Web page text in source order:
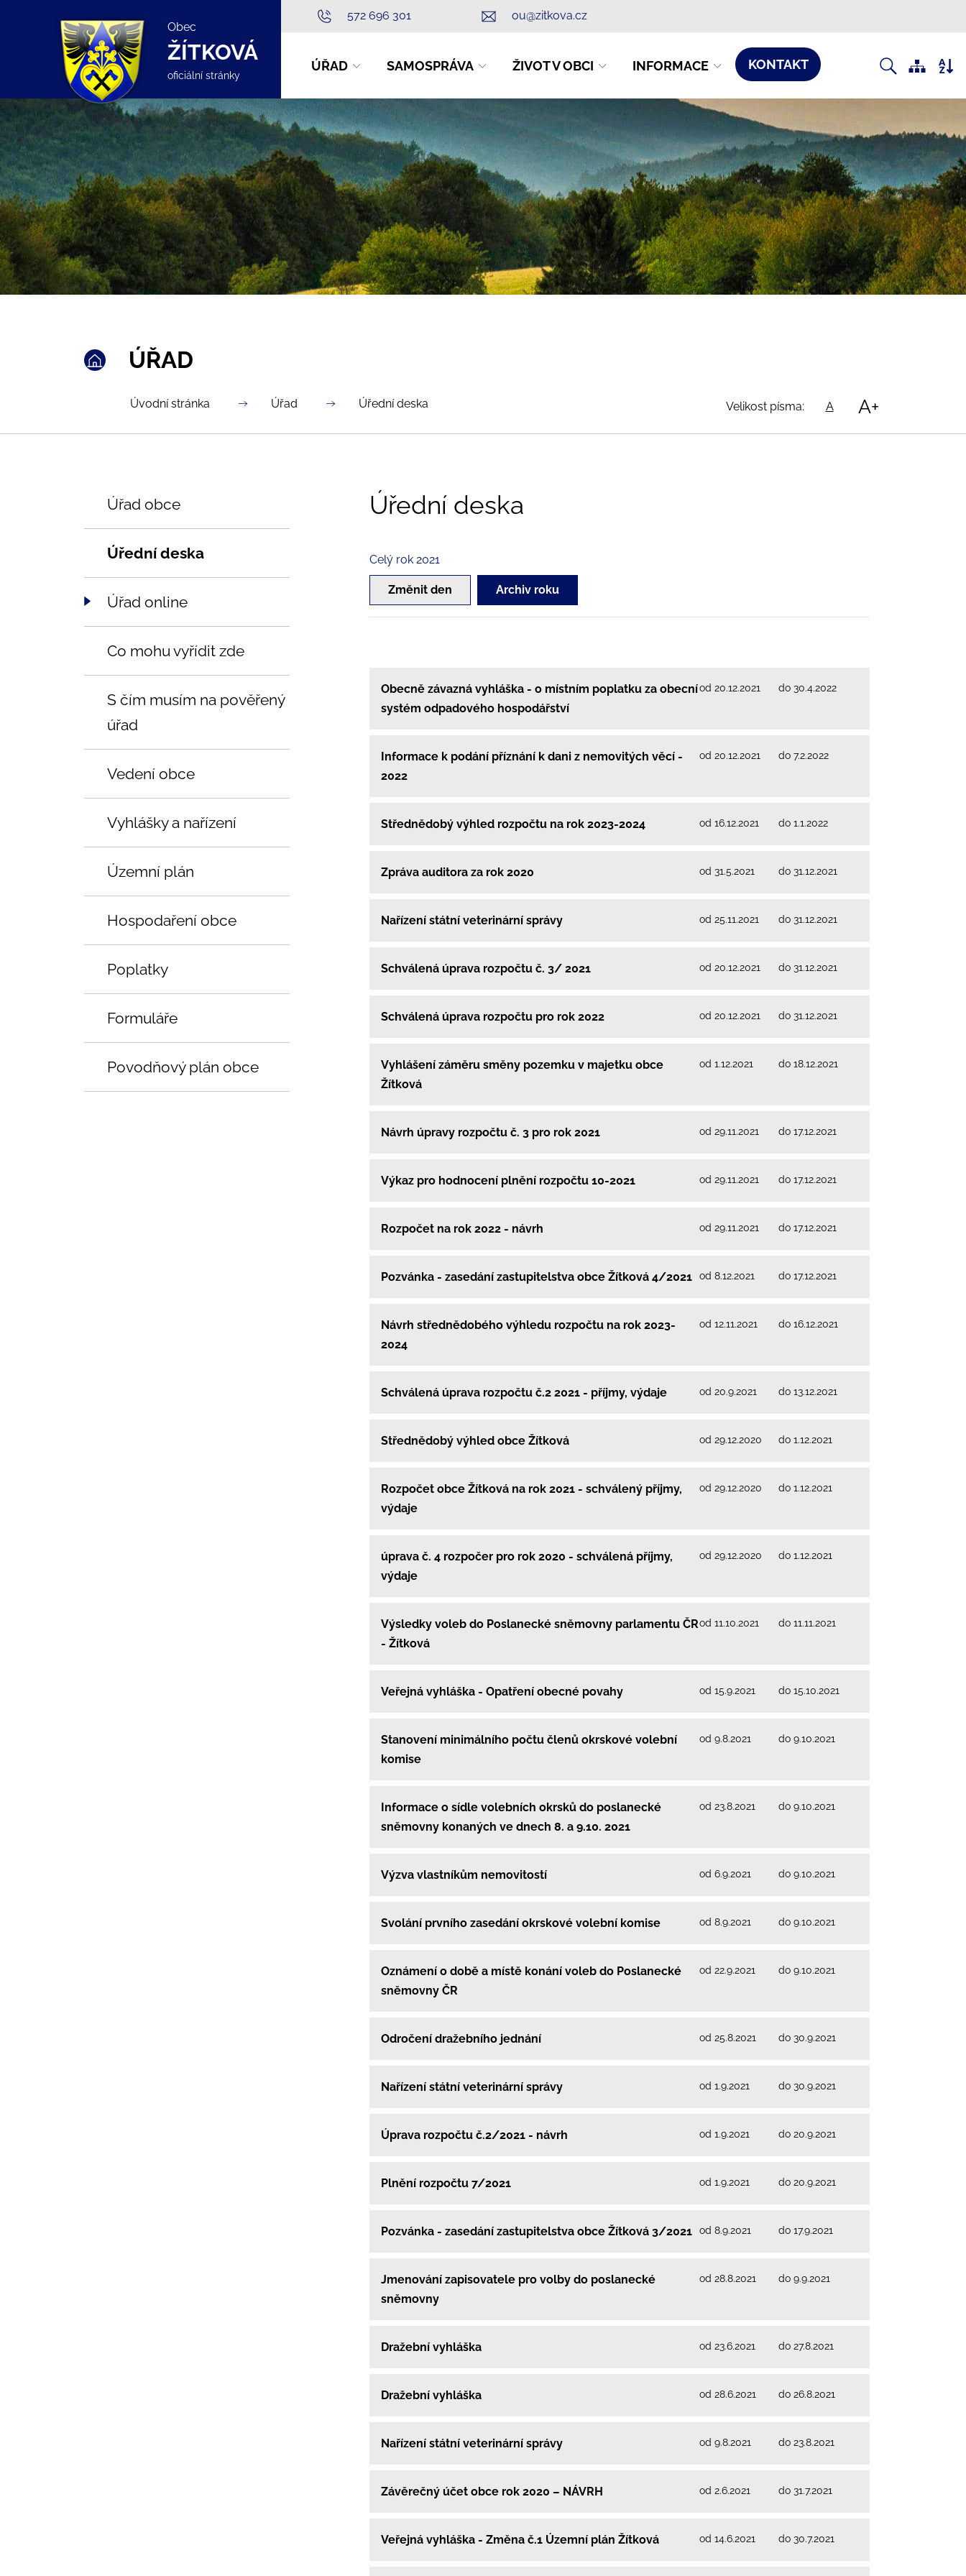
Obec
ŽÍTKOVÁ
oficiální stránky
572 696 301 ou@zitkova.cz
ÚŘAD SAMOSPRÁVA ŽIVOT V OBCI INFORMACE KONTAKT
ÚŘAD
Úvodní stránka Úřad Úřední deska Velikost písma: A A+
Úřední deska
Celý rok 2021
Změnit den Archiv roku
Obecně závazná vyhláška - o místním poplatku za obecní
systém odpadového hospodářství
od 20.12.2021 do 30.4.2022
Informace k podání příznání k dani z nemovitých věcí -
2022
od 20.12.2021 do 7.2.2022
Střednědobý výhled rozpočtu na rok 2023-2024 od 16.12.2021 do 1.1.2022
Zpráva auditora za rok 2020 od 31.5.2021 do 31.12.2021
Nařízení státní veterinární správy od 25.11.2021 do 31.12.2021
Schválená úprava rozpočtu č. 3/ 2021 od 20.12.2021 do 31.12.2021
Schválená úprava rozpočtu pro rok 2022 od 20.12.2021 do 31.12.2021
Vyhlášení záměru směny pozemku v majetku obce
Žítková
od 1.12.2021 do 18.12.2021
Návrh úpravy rozpočtu č. 3 pro rok 2021 od 29.11.2021 do 17.12.2021
Výkaz pro hodnocení plnění rozpočtu 10-2021 od 29.11.2021 do 17.12.2021
Rozpočet na rok 2022 - návrh od 29.11.2021 do 17.12.2021
Pozvánka - zasedání zastupitelstva obce Žítková 4/2021 od 8.12.2021 do 17.12.2021
Návrh střednědobého výhledu rozpočtu na rok 2023-
2024
od 12.11.2021 do 16.12.2021
Schválená úprava rozpočtu č.2 2021 - příjmy, výdaje od 20.9.2021 do 13.12.2021
Střednědobý výhled obce Žítková od 29.12.2020 do 1.12.2021
Rozpočet obce Žítková na rok 2021 - schválený příjmy,
výdaje
od 29.12.2020 do 1.12.2021
úprava č. 4 rozpočer pro rok 2020 - schválená příjmy,
výdaje
od 29.12.2020 do 1.12.2021
Výsledky voleb do Poslanecké sněmovny parlamentu ČR
- Žítková
od 11.10.2021 do 11.11.2021
Veřejná vyhláška - Opatření obecné povahy od 15.9.2021 do 15.10.2021
Stanovení minimálního počtu členů okrskové volební
komise
od 9.8.2021 do 9.10.2021
Informace o sídle volebních okrsků do poslanecké
sněmovny konaných ve dnech 8. a 9.10. 2021
od 23.8.2021 do 9.10.2021
Výzva vlastníkům nemovitostí od 6.9.2021 do 9.10.2021
Svolání prvního zasedání okrskové volební komise od 8.9.2021 do 9.10.2021
Oznámení o době a místě konání voleb do Poslanecké
sněmovny ČR
od 22.9.2021 do 9.10.2021
Odročení dražebního jednání od 25.8.2021 do 30.9.2021
Nařízení státní veterinární správy od 1.9.2021 do 30.9.2021
Úprava rozpočtu č.2/2021 - návrh od 1.9.2021 do 20.9.2021
Plnění rozpočtu 7/2021 od 1.9.2021 do 20.9.2021
Pozvánka - zasedání zastupitelstva obce Žítková 3/2021 od 8.9.2021 do 17.9.2021
Jmenování zapisovatele pro volby do poslanecké
sněmovny
od 28.8.2021 do 9.9.2021
Dražební vyhláška od 23.6.2021 do 27.8.2021
Dražební vyhláška od 28.6.2021 do 26.8.2021
Nařízení státní veterinární správy od 9.8.2021 do 23.8.2021
Závěrečný účet obce rok 2020 – NÁVRH od 2.6.2021 do 31.7.2021
Veřejná vyhláška - Změna č.1 Územní plán Žítková od 14.6.2021 do 30.7.2021
Úřad obce
Úřední deska
Úřad online
Co mohu vyřídit zde
S čím musím na pověřený
úřad
Vedení obce
Vyhlášky a nařízení
Územní plán
Hospodaření obce
Poplatky
Formuláře
Povodňový plán obce